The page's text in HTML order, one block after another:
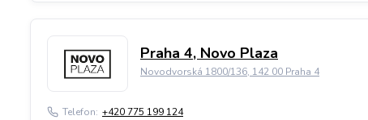
Praha 4, Novo Plaza
Novodvorská 1800/136, 142 00 Praha 4
Telefon: +420 775 199 124